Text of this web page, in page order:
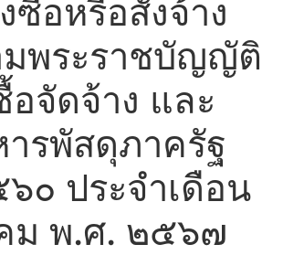
ซื้อหรือสั่งจ้าง
พระราชบัญญัติ
อจัดจ้าง และ
ารพัสดุภาครัฐ
๐ ประจำเดือน
ม พ.ศ. ๒๕๖๗